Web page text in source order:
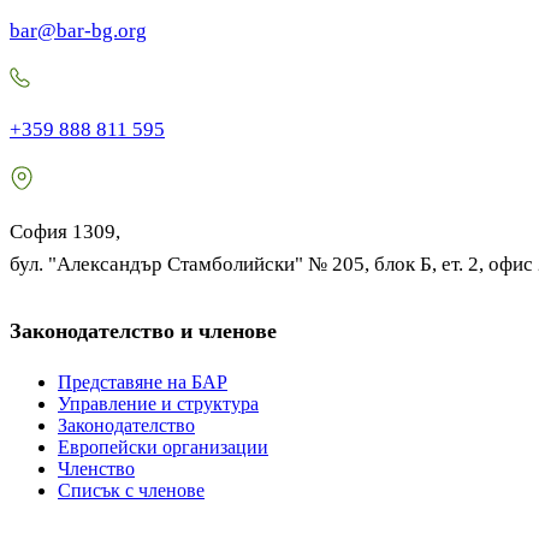
bar@bar-bg.org
+359 888 811 595
София 1309,
бул. "Александър Стамболийски" № 205, блок Б, ет. 2, офис
Законодателство и членове
Представяне на БАР
Управление и структура
Законодателство
Европейски организации
Членство
Списък с членове